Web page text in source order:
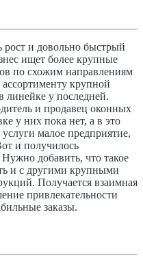
рост и довольно быстрый
ищет более крупные
по схожим направлениям
крупной
линейке у последней.
и продавец оконных
у них пока нет, а в это
малое предприятие,
и получилось
добавить, что такое
и с другими крупными
Получается взаимная
привлекательности
заказы.